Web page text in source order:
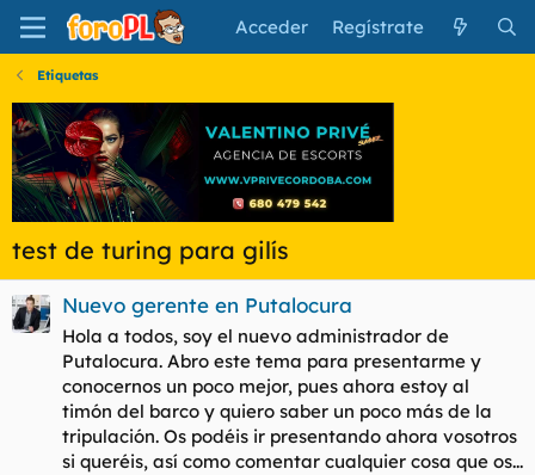
Acceder Regístrate
Etiquetas
test de turing para gilís
Nuevo gerente en Putalocura
Hola a todos, soy el nuevo administrador de
Putalocura. Abro este tema para presentarme y
conocernos un poco mejor, pues ahora estoy al
timón del barco y quiero saber un poco más de la
tripulación. Os podéis ir presentando ahora vosotros
si queréis, así como comentar cualquier cosa que os...